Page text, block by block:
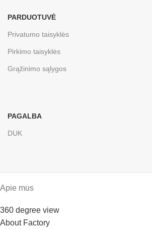
PARDUOTUVĖ
Privatumo taisyklės
Pirkimo taisyklės
Grąžinimo sąlygos
PAGALBA
DUK
Apie mus
360 degree view
About Factory